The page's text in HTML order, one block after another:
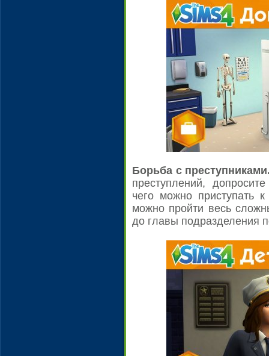
Борьба с
преступлений,
чего можно приступать
можно пройти весь
до главы подразделения